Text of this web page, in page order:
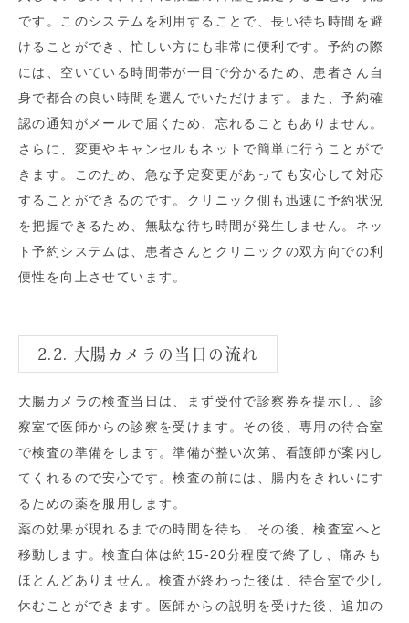
です。このシステムを利用することで、長い待ち時間を避
けることができ、忙しい方にも非常に便利です。予約の際
には、空いている時間帯が一目で分かるため、患者さん自
身で都合の良い時間を選んでいただけます。また、予約確
認の通知がメールで届くため、忘れることもありません。
さらに、変更やキャンセルもネットで簡単に行うことがで
きます。このため、急な予定変更があっても安心して対応
することができるのです。クリニック側も迅速に予約状況
を把握できるため、無駄な待ち時間が発生しません。ネッ
ト予約システムは、患者さんとクリニックの双方向での利
便性を向上させています。
2.2. 大腸カメラの当日の流れ
大腸カメラの検査当日は、まず受付で診察券を提示し、診
察室で医師からの診察を受けます。その後、専用の待合室
で検査の準備をします。準備が整い次第、看護師が案内し
てくれるので安心です。検査の前には、腸内をきれいにす
るための薬を服用します。
薬の効果が現れるまでの時間を待ち、その後、検査室へと
移動します。検査自体は約15-20分程度で終了し、痛みも
ほとんどありません。検査が終わった後は、待合室で少し
休むことができます。医師からの説明を受けた後、追加の